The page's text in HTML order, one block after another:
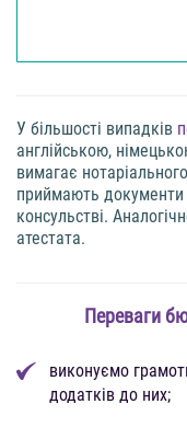
У більшості випадків
англійською,
вимагає
приймають документи
консульстві.
атестата.
Переваги
виконуємо
додатків до них;